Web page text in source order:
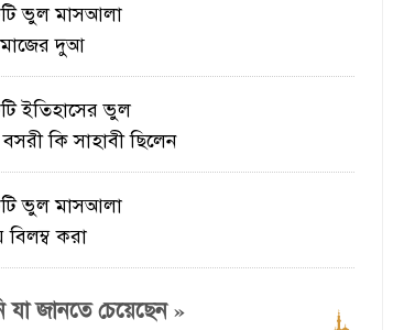
ভুল মাসআলা
দুআ
ইতিহাসের ভুল
কি সাহাবী ছিলেন
ভুল মাসআলা
বিলম্ব করা
জানতে চেয়েছেন »